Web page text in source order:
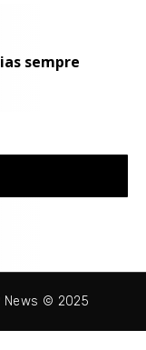
sempre
News © 2025